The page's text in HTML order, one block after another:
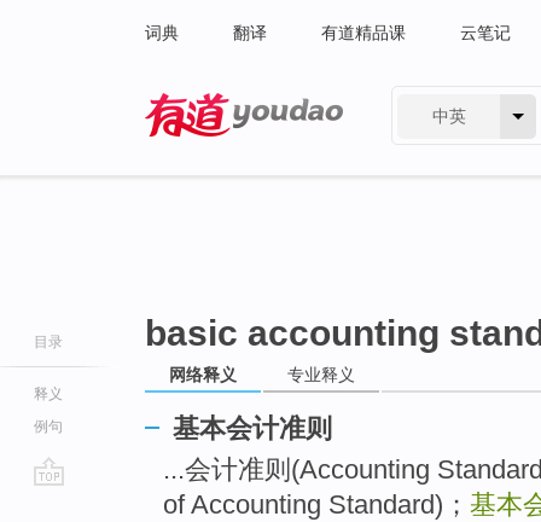
词典 翻译 有道精品课 云笔记
中英
目录
释义
例句
basic accounting
网络释义 专业释义
基本会计准则
...会计准则(Accounting
of Accounting Standard)； 基本